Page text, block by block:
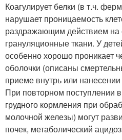
Коагулирует белки (в т.ч.
нарушает проницаемость
раздражающим действием на
грануляционные ткани. У
особенно хорошо проникает
оболочки (описаны
приеме внутрь или
При повторном поступлении
грудного кормления при
молочной железы) могут
почек, метаболический